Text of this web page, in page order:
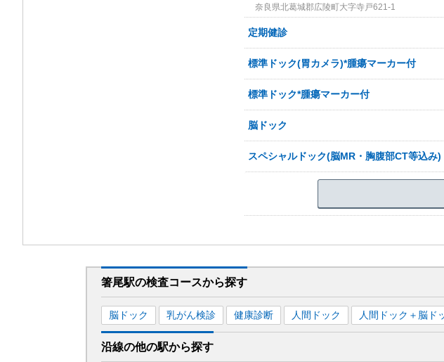
奈良県北葛城郡広陵町大字寺戸621-1
定期健診
標準ドック(胃カメラ)*腫瘍マーカー付
標準ドック*腫瘍マーカー付
脳ドック
スペシャルドック(脳MR・胸腹部CT等込み)
箸尾駅の検査コースから探す
脳ドック 乳がん検診 健康診断 人間ドック 人間ドック＋脳ド
沿線の他の駅から探す